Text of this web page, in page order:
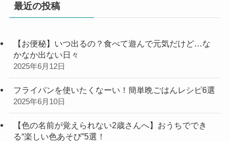
最近の投稿
【お便秘】いつ出るの？食べて遊んで元気だけど…な
かなか出ない日々
2025年6月12日
フライパンを使いたくなーい！簡単晩ごはんレシピ6選
2025年6月10日
【色の名前が覚えられない2歳さんへ】おうちででき
る“楽しい色あそび”5選！